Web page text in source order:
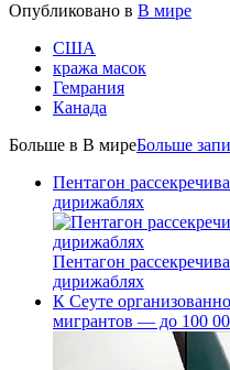
Опубликовано в В мире
США
кража масок
Гемрания
Канада
Больше в В миреБольше
Пентагон
дирижаблях
Пентагон
дирижаблях
К Сеуте
мигрантов — до 100